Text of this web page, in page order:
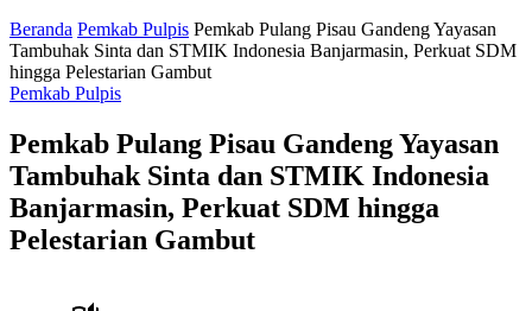
Beranda Pemkab Pulpis Pemkab Pulang Pisau Gandeng Yayasan
Tambuhak Sinta dan STMIK Indonesia Banjarmasin, Perkuat SDM
hingga Pelestarian Gambut
Pemkab Pulpis
Pemkab Pulang Pisau Gandeng Yayasan
Tambuhak Sinta dan STMIK Indonesia
Banjarmasin, Perkuat SDM hingga
Pelestarian Gambut